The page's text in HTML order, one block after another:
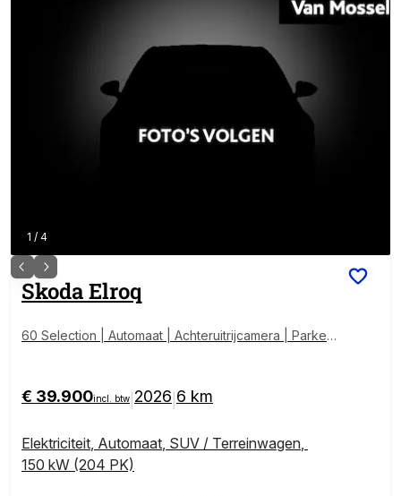
1 / 4
SkodaElroq
60 Selection | Automaat | Achteruitrijcamera | Parkee
ple Carplay & Android Auto | Climate Control | Lane A
ssist | Direct Leverbaar! | -3000 inruilpremie
€ 39.900incl. btw 2026 6 km
Elektriciteit, Automaat, SUV / Terreinwagen,
150 kW (204 PK)